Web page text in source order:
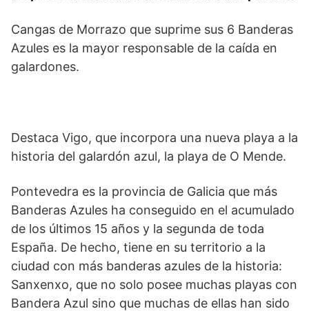
Cangas de Morrazo que suprime sus 6 Banderas
Azules es la mayor responsable de la caída en
galardones.
Destaca Vigo, que incorpora una nueva playa a la
historia del galardón azul, la playa de O Mende.
Pontevedra es la provincia de Galicia que más
Banderas Azules ha conseguido en el acumulado
de los últimos 15 años y la segunda de toda
España. De hecho, tiene en su territorio a la
ciudad con más banderas azules de la historia:
Sanxenxo, que no solo posee muchas playas con
Bandera Azul sino que muchas de ellas han sido